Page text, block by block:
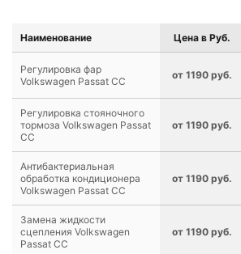
Наименование Цена в Руб.
Регулировка фар
Volkswagen Passat CC
от 1190 руб.
Регулировка стояночного
тормоза Volkswagen Passat
CC
от 1190 руб.
Антибактериальная
обработка кондиционера
Volkswagen Passat CC
от 1190 руб.
Замена жидкости
сцепления Volkswagen
Passat CC
от 1190 руб.